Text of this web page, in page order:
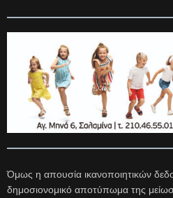
Όμως η απουσία ικανοποιητικών
δημοσιονομικό αποτύπωμα της